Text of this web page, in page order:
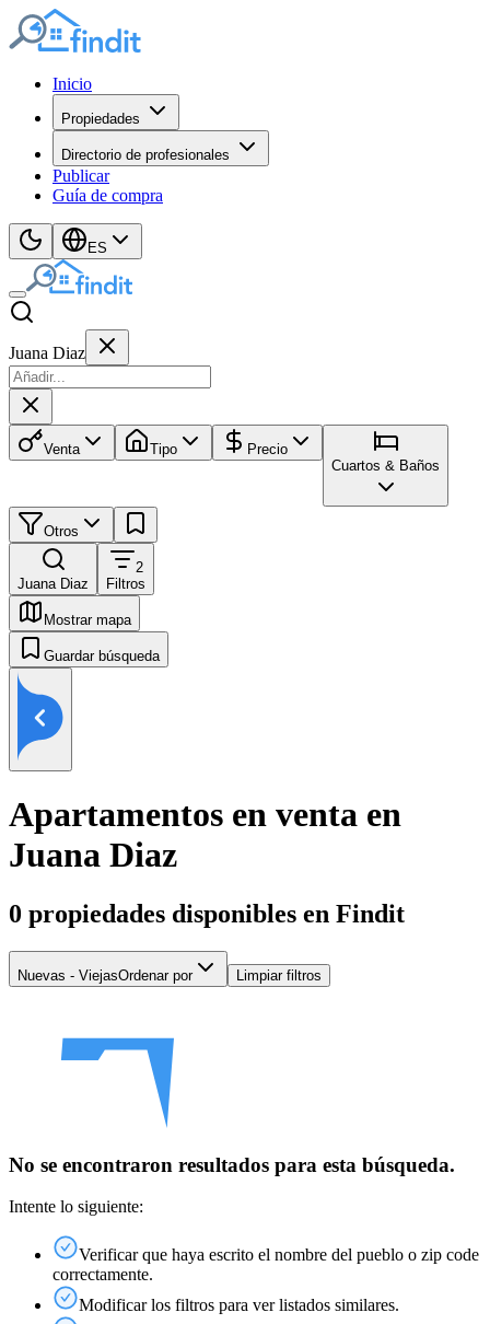
Inicio
Propiedades
Directorio de profesionales
Publicar
Guía de compra
ES
Juana Diaz
Venta Tipo
Precio
Cuartos & Baños
Otros
Juana Diaz
2
Filtros
Mostrar mapa
Guardar búsqueda
Apartamentos en venta en
Juana Diaz
0 propiedades disponibles en Findit
Nuevas - ViejasOrdenar por Limpiar filtros
No se encontraron resultados para esta búsqueda.
Intente lo siguiente:
Verificar que haya escrito el nombre del pueblo o zip code
correctamente.
Modificar los filtros para ver listados similares.